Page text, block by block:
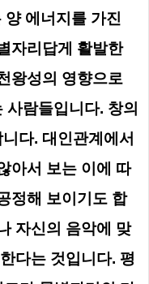
양 에너지를 가진
자리답게 활발한
왕성의 영향으로
람들입니다. 창의
다. 대인관계에서
아서 보는 이에 따
정해 보이기도 합
자신의 음악에 맞
다는 것입니다. 평